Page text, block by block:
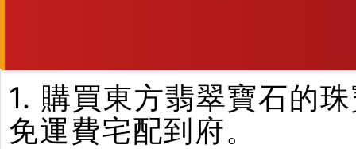
1. 購買東方翡翠寶石的
免運費宅配到府。